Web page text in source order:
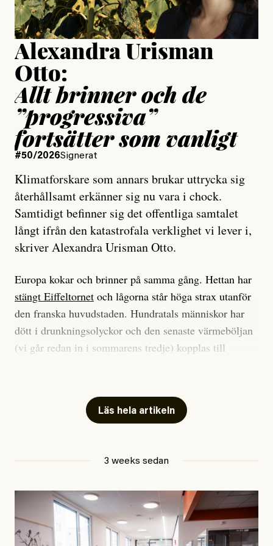
Uppdaterad15 July, 2026
Alexandra Urisman
Otto:
Allt brinner och de
”progressiva”
fortsätter som vanligt
#50/2026Signerat
Klimatforskare som annars brukar uttrycka sig
återhållsamt erkänner sig nu vara i chock.
Samtidigt befinner sig det offentliga samtalet
långt ifrån den katastrofala verklighet vi lever i,
skriver Alexandra Urisman Otto.
Europa kokar och brinner på samma gång. Hettan har
stängt Eiffeltornet och lågorna står höga strax utanför
den franska huvudstaden. Hundratals människor har
dött i drunkningsolyckor och den senaste värmeböljan
(vi går redan in i sommarens tredje) kopplas till
Har du också panik i hettan? Känns det som en
mardröm? Bra, allt annat vore fullständigt orimligt.
att han brukar vara ganska återhållsam när han
september 2023, när de globala temperaturerna för
månaden visade sig vara hela 0,5 °C varmare än någon
tidigare septembermånad – har han blivit chockad.
Läs hela artikeln
3 weeks sedan